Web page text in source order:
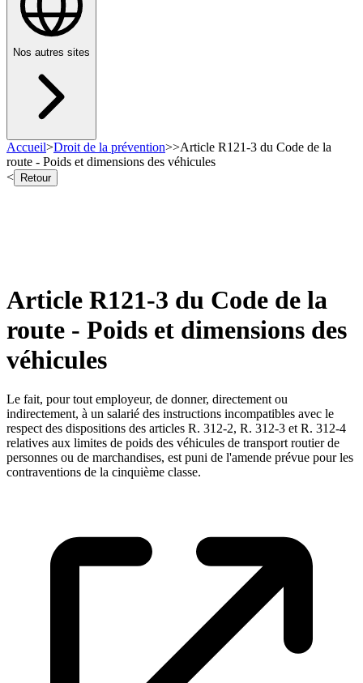
Nos autres sites
Accueil>Droit de la prévention>>Article R121-3 du Code de la
route - Poids et dimensions des véhicules
<
Retour
Article R121-3 du Code de la
route - Poids et dimensions des
véhicules
Le fait, pour tout employeur, de donner, directement ou
indirectement, à un salarié des instructions incompatibles avec le
respect des dispositions des articles R. 312-2, R. 312-3 et R. 312-4
relatives aux limites de poids des véhicules de transport routier de
personnes ou de marchandises, est puni de l'amende prévue pour les
contraventions de la cinquième classe.